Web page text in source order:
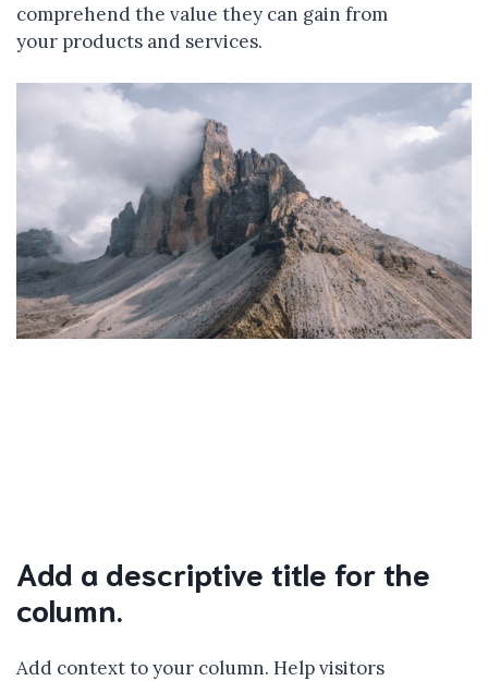
comprehend the value they can gain from
your products and services.
Add a descriptive title for the
column.
Add context to your column. Help visitors